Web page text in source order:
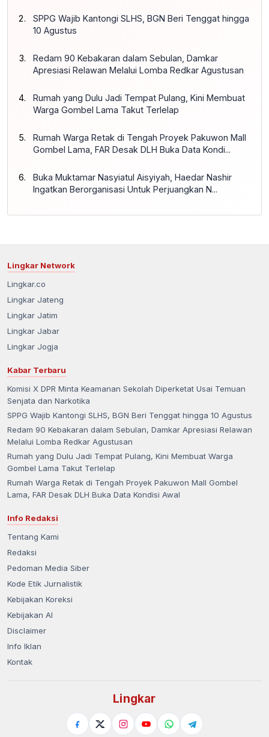
SPPG Wajib Kantongi SLHS, BGN Beri Tenggat hingga
10 Agustus
Redam 90 Kebakaran dalam Sebulan, Damkar
Apresiasi Relawan Melalui Lomba Redkar Agustusan
Rumah yang Dulu Jadi Tempat Pulang, Kini Membuat
Warga Gombel Lama Takut Terlelap
Rumah Warga Retak di Tengah Proyek Pakuwon Mall
Gombel Lama, FAR Desak DLH Buka Data Kondi...
Buka Muktamar Nasyiatul Aisyiyah, Haedar Nashir
Ingatkan Berorganisasi Untuk Perjuangkan N...
Lingkar Network
Lingkar.co
Lingkar Jateng
Lingkar Jatim
Lingkar Jabar
Lingkar Jogja
Kabar Terbaru
Komisi X DPR Minta Keamanan Sekolah Diperketat Usai Temuan
Senjata dan Narkotika
SPPG Wajib Kantongi SLHS, BGN Beri Tenggat hingga 10 Agustus
Redam 90 Kebakaran dalam Sebulan, Damkar Apresiasi Relawan
Melalui Lomba Redkar Agustusan
Rumah yang Dulu Jadi Tempat Pulang, Kini Membuat Warga
Gombel Lama Takut Terlelap
Rumah Warga Retak di Tengah Proyek Pakuwon Mall Gombel
Lama, FAR Desak DLH Buka Data Kondisi Awal
Info Redaksi
Tentang Kami
Redaksi
Pedoman Media Siber
Kode Etik Jurnalistik
Kebijakan Koreksi
Kebijakan AI
Disclaimer
Info Iklan
Kontak
Lingkar